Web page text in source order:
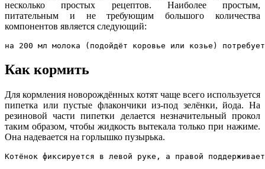
несколько простых рецептов. Наиболее простым,
питательным и не требующим большого количества
компонентов является следующий:
на 200 мл молока (подойдёт коровье или козье)
Как кормить
Для кормления новорождённых котят чаще всего используется
пипетка или пустые флакончики из-под зелёнки, йода. На
резиновой части пипетки делается незначительный прокол
таким образом, чтобы жидкость вытекала только при нажиме.
Она надевается на горлышко пузырька.
Котёнок фиксируется в левой руке, а правой